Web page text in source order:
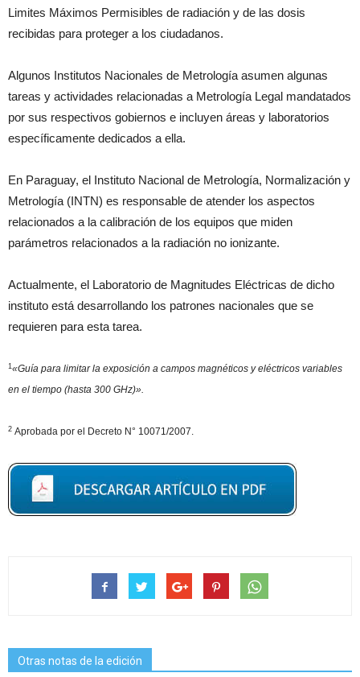
Limites Máximos Permisibles de radiación y de las dosis
recibidas para proteger a los ciudadanos.
Algunos Institutos Nacionales de Metrología asumen algunas
tareas y actividades relacionadas a Metrología Legal mandatados
por sus respectivos gobiernos e incluyen áreas y laboratorios
específicamente dedicados a ella.
En Paraguay, el Instituto Nacional de Metrología, Normalización y
Metrología (INTN) es responsable de atender los aspectos
relacionados a la calibración de los equipos que miden
parámetros relacionados a la radiación no ionizante.
Actualmente, el Laboratorio de Magnitudes Eléctricas de dicho
instituto está desarrollando los patrones nacionales que se
requieren para esta tarea.
1 «Guía para limitar la exposición a campos magnéticos y eléctricos variables
en el tiempo (hasta 300 GHz)».
2 Aprobada por el Decreto N° 10071/2007.
Otras notas de la edición